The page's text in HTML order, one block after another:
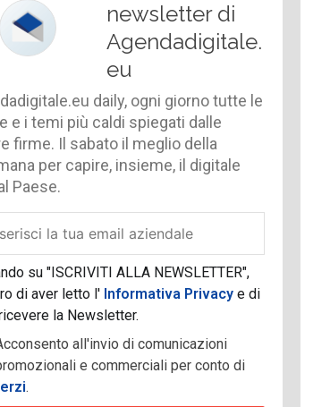
newsletter di
Agendadigitale.
eu
daily, ogni giorno tutte le
e i temi più caldi spiegati dalle
firme. Il sabato il meglio della
per capire, insieme, il digitale
Paese.
su "ISCRIVITI ALLA NEWSLETTER",
di aver letto l' Informativa Privacye di
la Newsletter.
all'invio di comunicazioni
e commerciali per conto di
.